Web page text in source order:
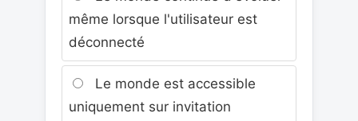
même lorsque l'utilisateur est
déconnecté
Le monde est accessible
uniquement sur invitation